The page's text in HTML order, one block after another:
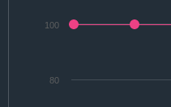
80
100